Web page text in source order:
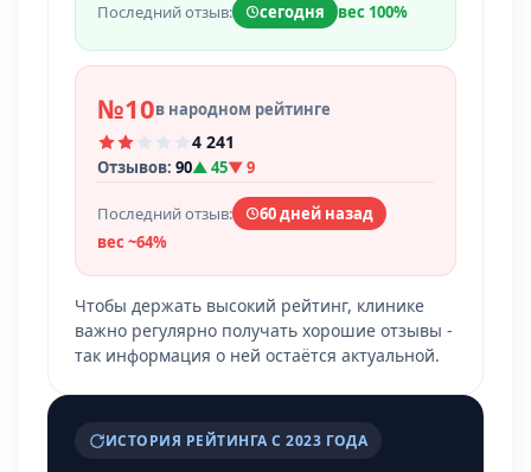
Последний отзыв: сегодня вес 100%
№10в народном рейтинге
4 241
Отзывов: 90▲ 45▼ 9
Последний отзыв:
60 дней назад
вес ~64%
Чтобы держать высокий рейтинг, клинике
важно регулярно получать хорошие отзывы -
так информация о ней остаётся актуальной.
ИСТОРИЯ РЕЙТИНГА С 2023 ГОДА